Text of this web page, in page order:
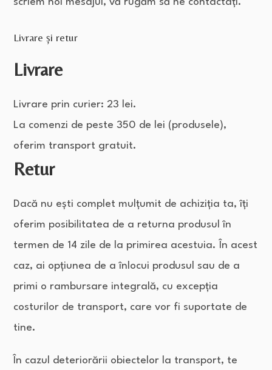
Livrare și retur
Livrare
Livrare prin curier: 23 lei.
La comenzi de peste 350 de lei (produsele),
oferim transport gratuit.
Retur
Dacă nu ești complet mulțumit de achiziția ta, îți
oferim posibilitatea de a returna produsul în
termen de 14 zile de la primirea acestuia. În acest
caz, ai opțiunea de a înlocui produsul sau de a
primi o rambursare integrală, cu excepția
costurilor de transport, care vor fi suportate de
tine.
În cazul deteriorării obiectelor la transport, te